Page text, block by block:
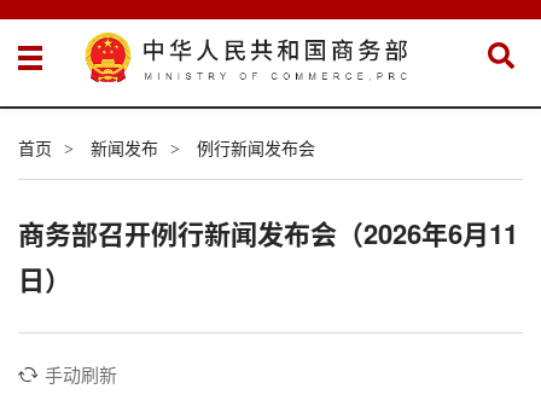
首页 > 新闻发布 > 例行新闻发布会
商务部召开例行新闻发布会（2026年6月11
日）
手动刷新